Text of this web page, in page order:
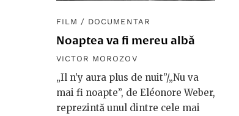
FILM / DOCUMENTAR
Noaptea va fi mereu albă
VICTOR MOROZOV
„Il n’y aura plus de nuit”/„Nu va
mai fi noapte”, de Eléonore Weber,
reprezintă unul dintre cele mai